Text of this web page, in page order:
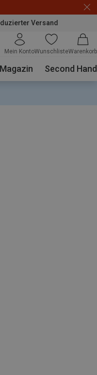
Versand
Mein KontoWunschlisteWarenkorb
Magazin Second Hand